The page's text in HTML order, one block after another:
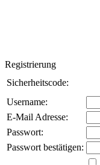
Registrierung
Sicherheitscode:
Username:
E-Mail Adresse:
Passwort:
Passwort bestätigen: